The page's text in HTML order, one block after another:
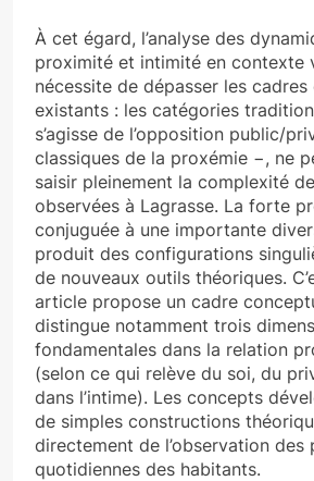
À cet égard, l’analyse des
proximité et intimité en contexte
nécessite de dépasser les
existants : les catégories
s’agisse de l’opposition public/
classiques de la proxémie −, ne
saisir pleinement la complexité
observées à Lagrasse. La forte
conjuguée à une importante
produit des configurations
de nouveaux outils théoriques.
article propose un cadre
distingue notamment trois
fondamentales dans la relation
(selon ce qui relève du soi, du
dans l’intime). Les concepts
de simples constructions
directement de l’observation des
quotidiennes des habitants.